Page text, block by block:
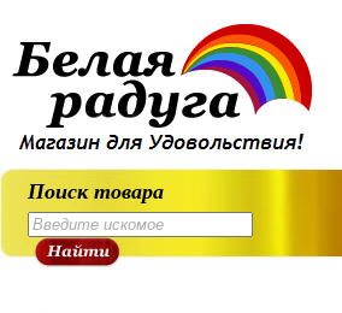
Поиск товара